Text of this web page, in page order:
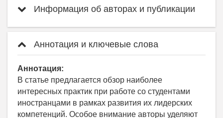
Информация об авторах и публикации
Аннотация и ключевые слова
Аннотация:
В статье предлагается обзор наиболее
интересных практик при работе со студентами
иностранцами в рамках развития их лидерских
компетенций. Особое внимание авторы уделяют